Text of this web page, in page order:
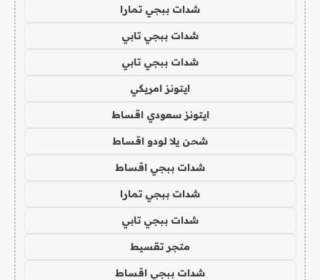
شدات ببجي تمارا
شدات ببجي تابي
شدات ببجي تابي
ايتونز امريكي
ايتونز سعودي اقساط
شحن يلا لودو اقساط
شدات ببجي اقساط
شدات ببجي تمارا
شدات ببجي تابي
متجر تقسيط
شدات ببجي اقساط